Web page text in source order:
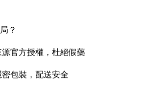
？
官方授權，杜絕假藥
包裝，配送安全